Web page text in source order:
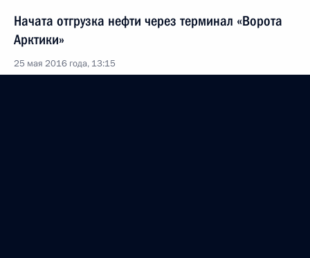
Начата отгрузка нефти через терминал «Ворота
Арктики»
25 мая 2016 года, 13:15